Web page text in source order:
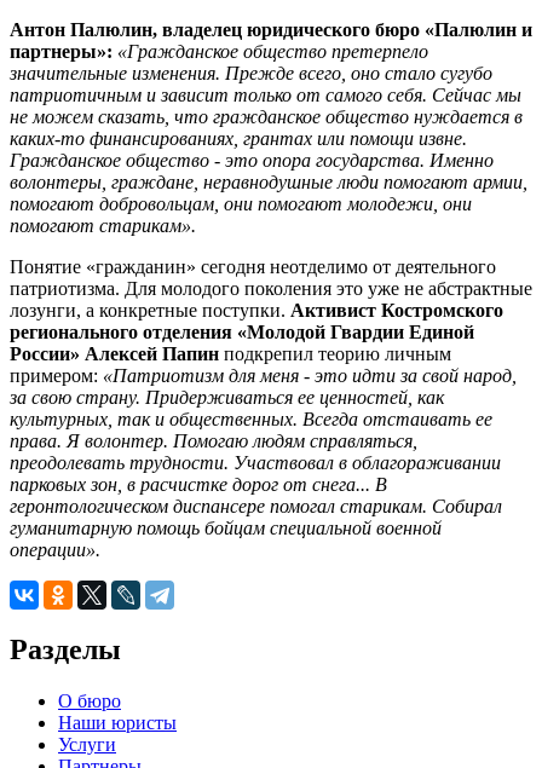
Антон Палюлин, владелец юридического бюро «Палюлин и
партнеры»: «Гражданское общество претерпело
значительные изменения. Прежде всего, оно стало сугубо
патриотичным и зависит только от самого себя. Сейчас мы
не можем сказать, что гражданское общество нуждается в
каких-то финансированиях, грантах или помощи извне.
Гражданское общество - это опора государства. Именно
волонтеры, граждане, неравнодушные люди помогают армии,
помогают добровольцам, они помогают молодежи, они
помогают старикам».
Понятие «гражданин» сегодня неотделимо от деятельного
патриотизма. Для молодого поколения это уже не абстрактные
лозунги, а конкретные поступки. Активист Костромского
регионального отделения «Молодой Гвардии Единой
России» Алексей Папин подкрепил теорию личным
примером: «Патриотизм для меня - это идти за свой народ,
за свою страну. Придерживаться ее ценностей, как
культурных, так и общественных. Всегда отстаивать ее
права. Я волонтер. Помогаю людям справляться,
преодолевать трудности. Участвовал в облагораживании
парковых зон, в расчистке дорог от снега... В
геронтологическом диспансере помогал старикам. Собирал
гуманитарную помощь бойцам специальной военной
операции».
Разделы
О бюро
Наши юристы
Услуги